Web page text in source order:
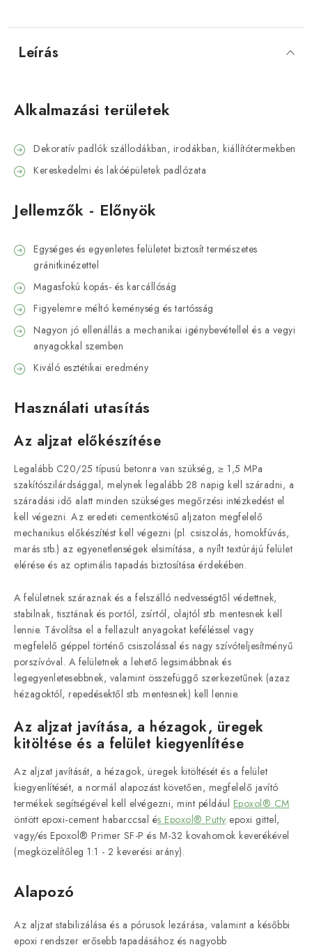
Leírás
Alkalmazási területek
Dekoratív padlók szállodákban, irodákban, kiállítótermekben
Kereskedelmi és lakóépületek padlózata
Jellemzők - Előnyök
Egységes és egyenletes felületet biztosít természetes
gránitkinézettel
Magasfokú kopás- és karcállóság
Figyelemre méltó keménység és tartósság
Nagyon jó ellenállás a mechanikai igénybevétellel és a vegyi
anyagokkal szemben
Kiváló esztétikai eredmény
Használati utasítás
Az aljzat előkészítése
Legalább C20/25 típusú betonra van szükség, ≥ 1,5 MPa
szakítószilárdsággal, melynek legalább 28 napig kell száradni, a
száradási idő alatt minden szükséges megőrzési intézkedést el
kell végezni. Az eredeti cementkötésű aljzaton megfelelő
mechanikus előkészítést kell végezni (pl. csiszolás, homokfúvás,
marás stb.) az egyenetlenségek elsimítása, a nyílt textúrájú felület
elérése és az optimális tapadás biztosítása érdekében.
A felületnek száraznak és a felszálló nedvességtől védettnek,
stabilnak, tisztának és portól, zsírtól, olajtól stb. mentesnek kell
lennie. Távolítsa el a fellazult anyagokat keféléssel vagy
megfelelő géppel történő csiszolással és nagy szívóteljesítményű
porszívóval. A felületnek a lehető legsimábbnak és
legegyenletesebbnek, valamint összefüggő szerkezetűnek (azaz
hézagoktól, repedésektől stb. mentesnek) kell lennie.
Az aljzat javítása, a hézagok, üregek
kitöltése és a felület kiegyenlítése
Az aljzat javítását, a hézagok, üregek kitöltését és a felület
kiegyenlítését, a normál alapozást követően, megfelelő javító
termékek segítségével kell elvégezni, mint például Epoxol® CM
öntött epoxi-cement habarccsal és Epoxol® Putty epoxi gittel,
vagy/és Epoxol® Primer SF-P és Μ-32 kovahomok keverékével
(megközelítőleg 1:1 - 2 keverési arány).
Alapozó
Az aljzat stabilizálása és a pórusok lezárása, valamint a későbbi
epoxi rendszer erősebb tapadásához és nagyobb